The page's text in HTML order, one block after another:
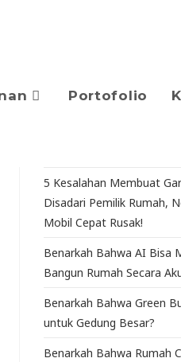
Portofolio
5 Kesalahan Membuat
Disadari Pemilik Rumah,
Mobil Cepat Rusak!
Benarkah Bahwa AI Bisa
Bangun Rumah Secara
Benarkah Bahwa Green
untuk Gedung Besar?
Benarkah Bahwa Rumah